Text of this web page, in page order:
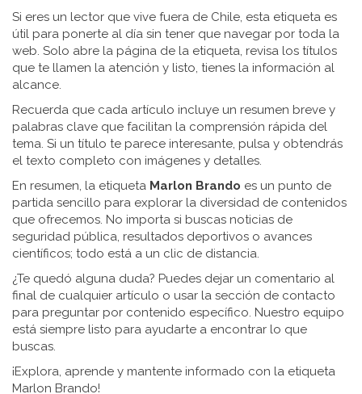
Si eres un lector que vive fuera de Chile, esta etiqueta es
útil para ponerte al día sin tener que navegar por toda la
web. Solo abre la página de la etiqueta, revisa los títulos
que te llamen la atención y listo, tienes la información al
alcance.
Recuerda que cada artículo incluye un resumen breve y
palabras clave que facilitan la comprensión rápida del
tema. Si un título te parece interesante, pulsa y obtendrás
el texto completo con imágenes y detalles.
En resumen, la etiqueta Marlon Brando es un punto de
partida sencillo para explorar la diversidad de contenidos
que ofrecemos. No importa si buscas noticias de
seguridad pública, resultados deportivos o avances
científicos; todo está a un clic de distancia.
¿Te quedó alguna duda? Puedes dejar un comentario al
final de cualquier artículo o usar la sección de contacto
para preguntar por contenido específico. Nuestro equipo
está siempre listo para ayudarte a encontrar lo que
buscas.
¡Explora, aprende y mantente informado con la etiqueta
Marlon Brando!